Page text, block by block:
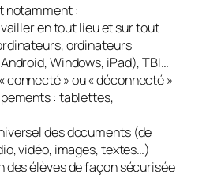
notamment :
en tout lieu et sur tout
ordinateurs
Windows, iPad), TBI…
connecté » ou « déconnecté »
: tablettes,
des documents (de
vidéo, images, textes…)
des élèves de façon sécurisée